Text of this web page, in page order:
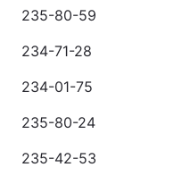
235-80-59
234-71-28
234-01-75
235-80-24
235-42-53